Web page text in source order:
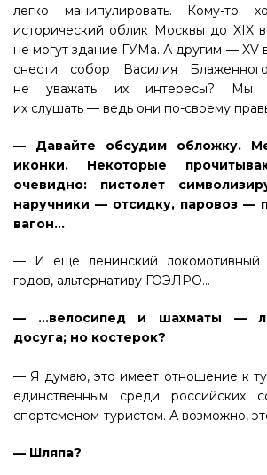
легко манипулировать. Кому-то
исторический облик Москвы до XIX
не могут здание ГУМа. А другим — XV
снести собор Василия
не уважать их интересы? Мы
их слушать — ведь они по-своему
— Давайте обсудим обложку.
иконки. Некоторые
очевидно: пистолет
наручники — отсидку, паровоз —
вагон…
— И еще ленинский локомотивный
годов, альтернативу ГОЭЛРО…
— …велосипед и шахматы —
досуга; но костерок?
— Я думаю, это имеет отношение к
единственным среди российских
спортсменом-туристом. А возможно,
— Шляпа?